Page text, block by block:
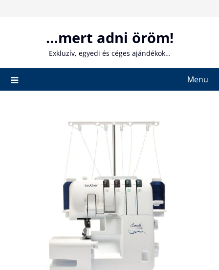
…mert adni öröm!
Exkluzív, egyedi és céges ajándékok…
Menu